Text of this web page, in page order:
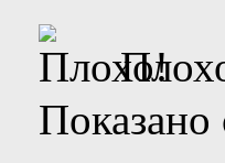
Показано